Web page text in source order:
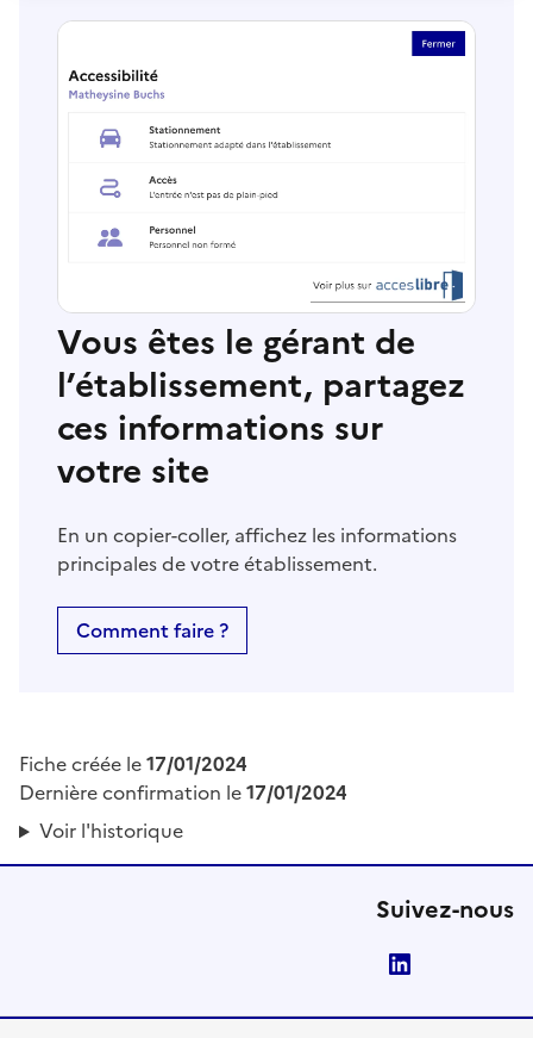
Vous êtes le gérant de
l’établissement, partagez
ces informations sur
votre site
En un copier-coller, affichez les informations
principales de votre établissement.
Comment faire ?
Fiche créée le17/01/2024
Dernière confirmation le17/01/2024
Voir l'historique
Suivez-nous